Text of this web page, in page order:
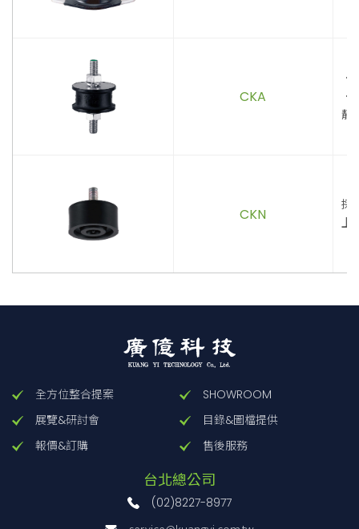
CKA
靜
CKN
採
上
全方位整合提案
SHOWROOM
展覽&研討會
目錄&圖檔提供
報價&訂購
售後服務
台北總公司
(02)8227-8977